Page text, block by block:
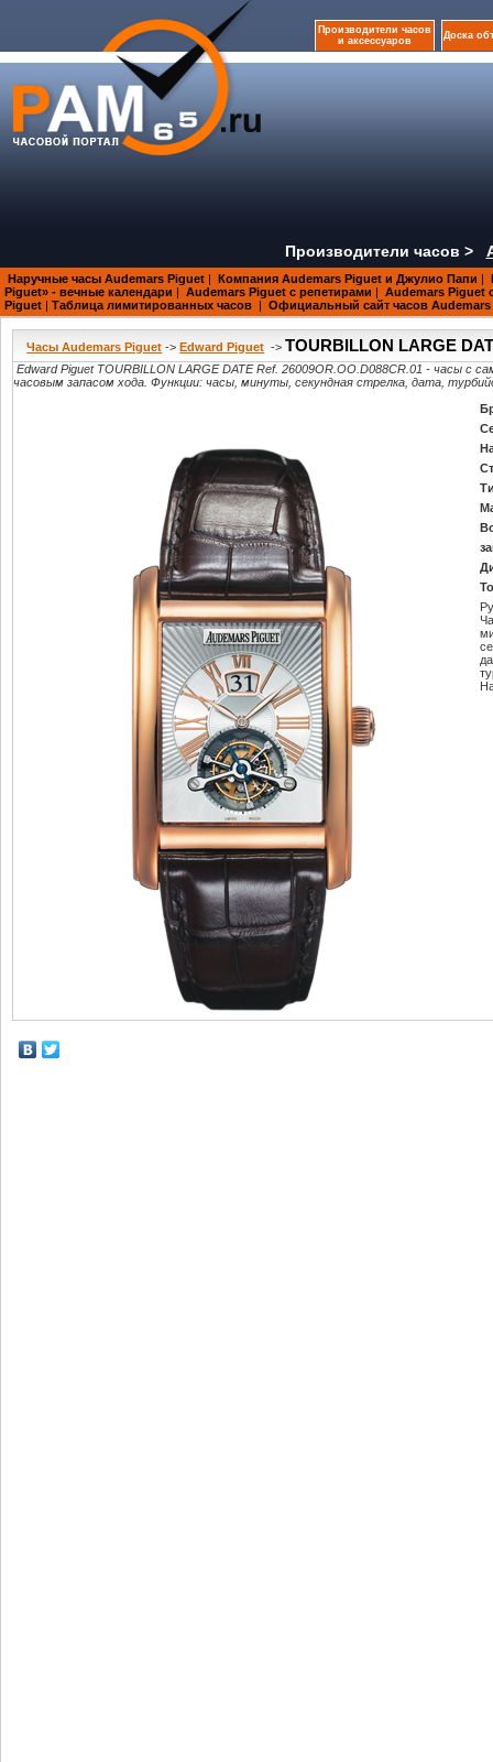
Производители часов
и аксессуаров
Доска
Производители часов >
Наручные часы Audemars Piguet | Компания Audemars Piguet и Джулио Папи |
Piguet» - вечные календари | Audemars Piguet с репетирами | Audemars Piguet
Piguet | Таблица лимитированных часов | Официальный сайт часов Audemars
Часы Audemars Piguet -> Edward Piguet -> TOURBILLON LARGE
Edward Piguet TOURBILLON LARGE DATE Ref. 26009OR.OO.D088CR.01 - часы
часовым запасом хода. Функции: часы, минуты, секундная стрелка, дата,